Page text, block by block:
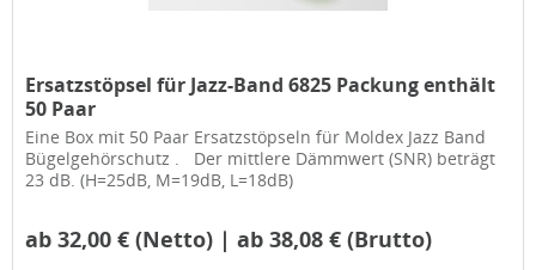
Ersatzstöpsel für Jazz-Band 6825 Packung enthält
50 Paar
Eine Box mit 50 Paar Ersatzstöpseln für Moldex Jazz Band
Bügelgehörschutz . Der mittlere Dämmwert (SNR) beträgt
23 dB. (H=25dB, M=19dB, L=18dB)
ab 32,00 € (Netto) | ab 38,08 € (Brutto)